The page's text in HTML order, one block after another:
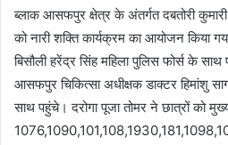
ब्लाक आसफपुर क्षेत्र के अंतर्गत दबतोरी
को नारी शक्ति कार्यक्रम का आयोजन किया
बिसौली हरेंद्र सिंह महिला पुलिस फोर्स के
आसफपुर चिकित्सा अधीक्षक डाक्टर हिमांशु
साथ पहुंचे। दरोगा पूजा तोमर ने छात्रों को